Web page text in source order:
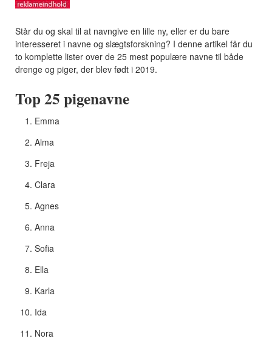
Står du og skal til at navngive en lille ny, eller er du bare
interesseret i navne og slægtsforskning? I denne artikel får du
to komplette lister over de 25 mest populære navne til både
drenge og piger, der blev født i 2019.
Top 25 pigenavne
Emma
Alma
Freja
Clara
Agnes
Anna
Sofia
Ella
Karla
Ida
Nora